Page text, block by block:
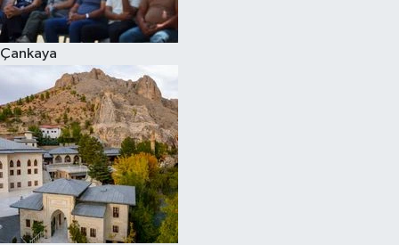
Çankaya